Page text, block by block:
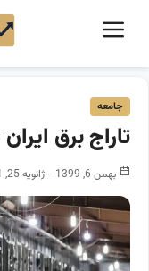
جامعه
تاراج برق
بهمن 6, 1399 - ژانویه 25, 2021